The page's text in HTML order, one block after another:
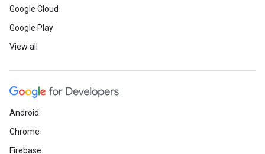
Google Cloud
Google Play
View all
Android
Chrome
Firebase